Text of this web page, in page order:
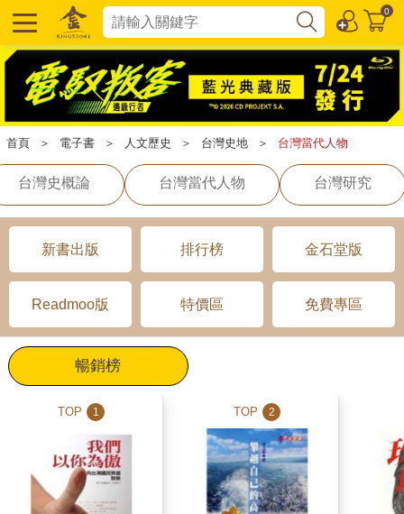
0
首頁 ＞ 電子書 ＞ 人文歷史 ＞ 台灣史地 ＞ 台灣當代人物
台灣史概論 台灣當代人物 台灣研究
新書出版 排行榜 金石堂版
Readmoo版 特價區 免費專區
暢銷榜
TOP 1 TOP 2